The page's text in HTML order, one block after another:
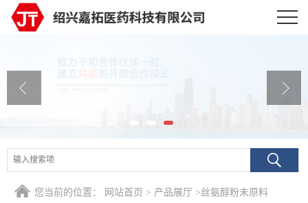
公司介绍
证书荣誉
您当前的位置： 网站首页 > 产品展厅 >丝氨醇粉末原料